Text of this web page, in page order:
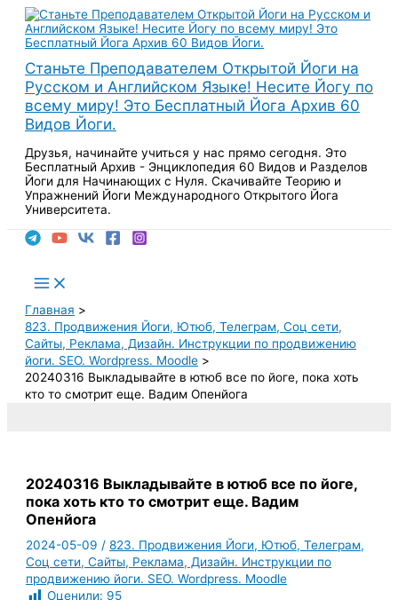
Перейти
содержимому
Станьте Преподавателем Открытой Йоги на
Русском и Английском Языке! Несите Йогу по
всему миру! Это Бесплатный Йога Архив 60
Видов Йоги.
Друзья, начинайте учиться у нас прямо сегодня. Это
Бесплатный Архив - Энциклопедия 60 Видов и Разделов
Йоги для Начинающих с Нуля. Скачивайте Теорию и
Упражнений Йоги Международного Открытого Йога
Университета.
Main
Menu
Главная
823. Продвижения Йоги, Ютюб, Телеграм, Соц сети,
Сайты, Реклама, Дизайн. Инструкции по продвижению
йоги. SEO. Wordpress. Moodle
20240316 Выкладывайте в ютюб все по йоге, пока хоть
кто то смотрит еще. Вадим Опенйога
20240316 Выкладывайте в ютюб все по йоге,
пока хоть кто то смотрит еще. Вадим
Опенйога
2024-05-09/823. Продвижения Йоги, Ютюб, Телеграм,
Соц сети, Сайты, Реклама, Дизайн. Инструкции по
продвижению йоги. SEO. Wordpress. Moodle
Оценили: 95